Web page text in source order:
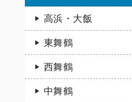
高浜・大飯
東舞鶴
西舞鶴
中舞鶴